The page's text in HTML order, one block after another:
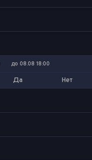
до 08.08 18:00
Да Нет